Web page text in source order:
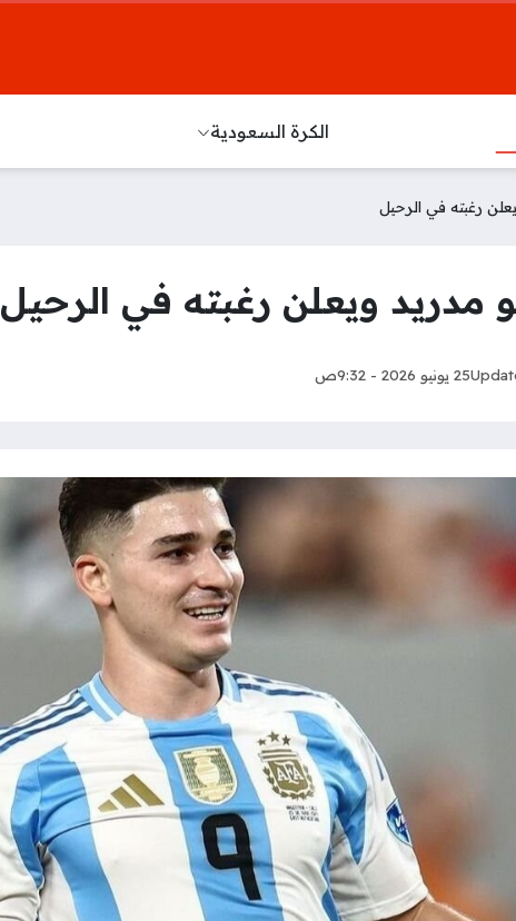
الكرة السعودية
رغبته في الرحيل
مدريد ويعلن رغبته في الرحيل
25 يونيو 2026 - 9:32ص